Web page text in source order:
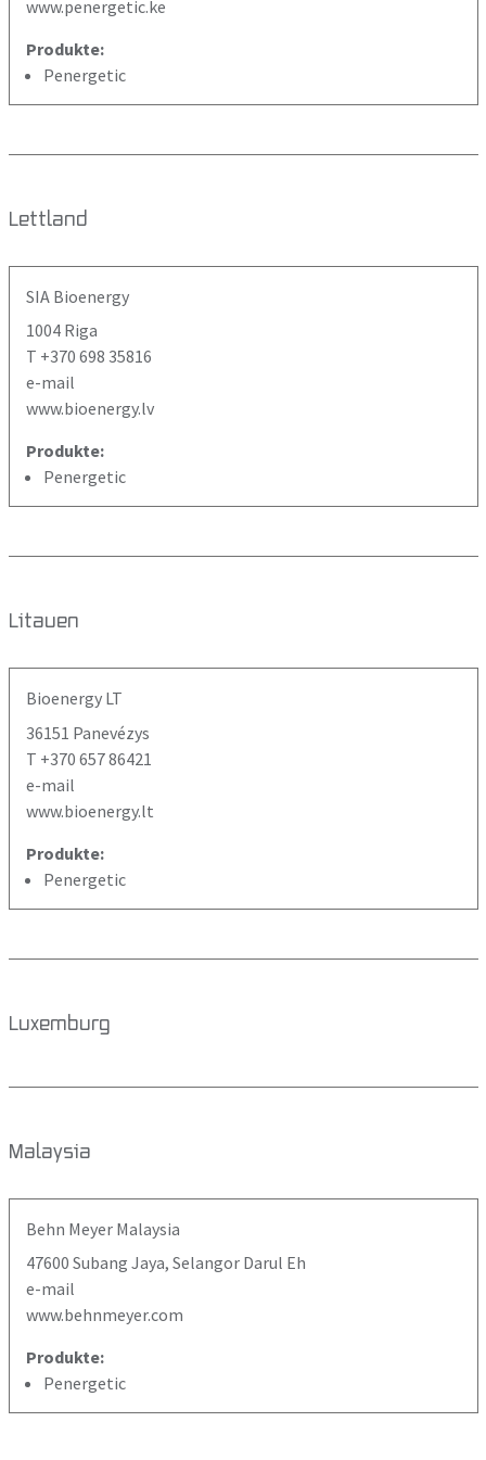
www.penergetic.ke
Produkte:
Penergetic
Lettland
SIA Bioenergy
1004 Riga
T +370 698 35816
e-mail
www.bioenergy.lv
Produkte:
Penergetic
Litauen
Bioenergy LT
36151 Panevézys
T +370 657 86421
e-mail
www.bioenergy.lt
Produkte:
Penergetic
Luxemburg
Malaysia
Behn Meyer Malaysia
47600 Subang Jaya, Selangor Darul Eh
e-mail
www.behnmeyer.com
Produkte:
Penergetic